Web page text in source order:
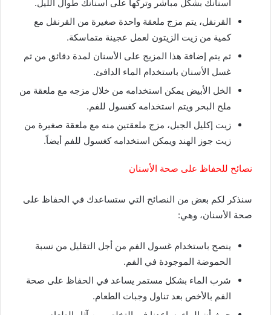
أسنانك بشكل مباشر وتركها على أسنانك طوال الليل.
القرنفل، يتم مزج ملعقة واحدة صغيرة من القرنفل مع
كمية من زيت الزيتون لعمل عجينة متماسكة.
ثم يتم إضافة هذا المزيج على الأسنان لمدة دقائق من ثم
غسل الأسنان باستخدام الماء الدافئ.
الخل الأبيض يمكن استخدامه من خلال مزجه مع ملعقة من
ملح البحر ويتم استخدامه كغسول للفم.
زيت إكليل الجبل، مزج ملعقتين منه مع ملعقة صغيرة من
زيت جوز الهند ويمكن استخدامه كغسول للفم أيضاً.
نصائح للحفاظ على صحة الأسنان
سنذكر لكم بعض من النصائح التي ستساعدك في الحفاظ على
صحة الأسنان، وهي:
ينصح باستخدام غسول الفم من أجل التقليل من نسبة
الحموضة الموجودة في الفم.
شرب الماء بشكل مستمر يساعد في الحفاظ على صحة
الفم بالأخص بعد تناول وجبات الطعام.